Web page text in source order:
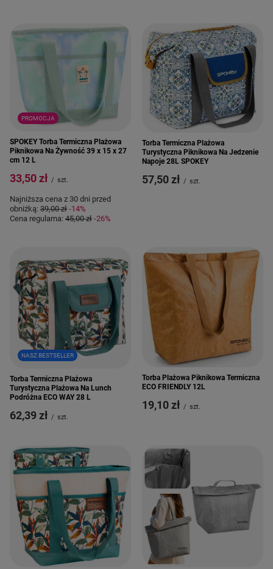
PROMOCJA
SPOKEY Torba Termiczna Plażowa
Piknikowa Na Żywność 39 x 15 x 27
cm 12 L
33,50 zł / szt.
Najniższa cena z 30 dni przed
obniżką: 39,00 zł -14%
Cena regularna: 45,00 zł -26%
Torba Termiczna Plażowa
Turystyczna Piknikowa Na Jedzenie
Napoje 28L SPOKEY
57,50 zł / szt.
NASZ BESTSELLER
Torba Termiczna Plażowa
Turystyczna Plażowa Na Lunch
Podróżna ECO WAY 28 L
62,39 zł / szt.
Torba Plażowa Piknikowa Termiczna
ECO FRIENDLY 12L
19,10 zł / szt.